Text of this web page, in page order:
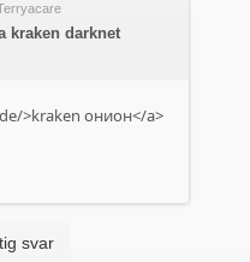
kraken darknet
>kraken онион</a>
svar